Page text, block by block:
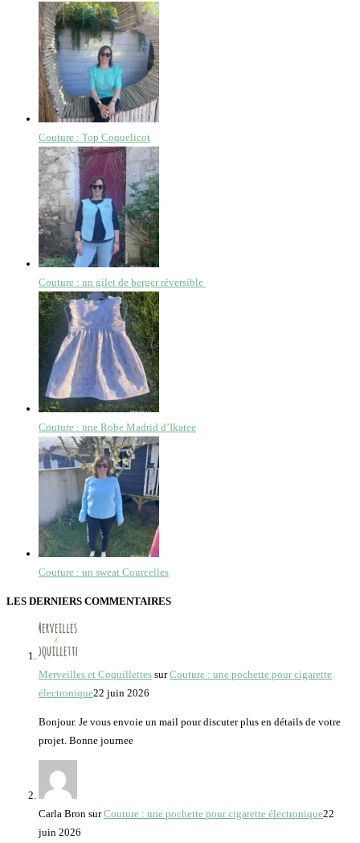
Couture : Top Coquelicot
Couture : un gilet de berger réversible
Couture : une Robe Madrid d’Ikatee
Couture : un sweat Courcelles
LES DERNIERS COMMENTAIRES
Merveilles et Coquillettes surCouture : une pochette pour cigarette
électronique22 juin 2026
Bonjour. Je vous envoie un mail pour discuter plus en détails de votre
projet. Bonne journee
Carla Bron surCouture : une pochette pour cigarette électronique22
juin 2026